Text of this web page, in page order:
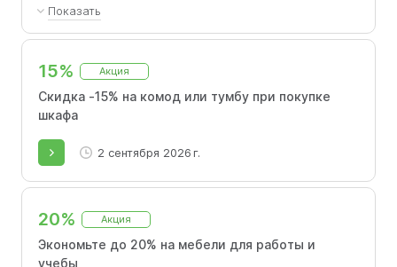
Показать
Всё вместится! −15% на комод или тумбу при
покупке со шкафом!
15% Акция
Скидка -15% на комод или тумбу при покупке
шкафа
2 сентября 2026 г.
20% Акция
Экономьте до 20% на мебели для работы и
учебы